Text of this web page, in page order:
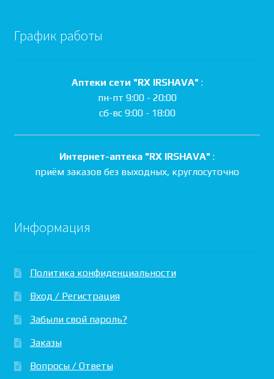
График работы
Аптеки сети "RX IRSHAVA" :
пн-пт 9:00 - 20:00
сб-вс 9:00 - 18:00
Интернет-аптека "RX IRSHAVA" :
приём заказов без выходных, круглосуточно
Информация
Политика конфиденциальности
Вход / Регистрация
Забыли свой пароль?
Заказы
Вопросы / Ответы